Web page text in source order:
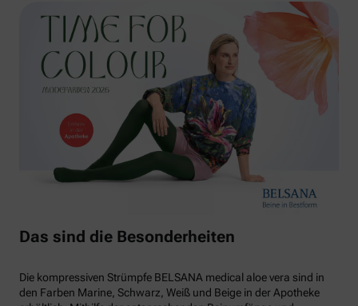
Das sind die Besonderheiten
Die kompressiven Strümpfe BELSANA medical aloe vera sind in
den Farben Marine, Schwarz, Weiß und Beige in der Apotheke